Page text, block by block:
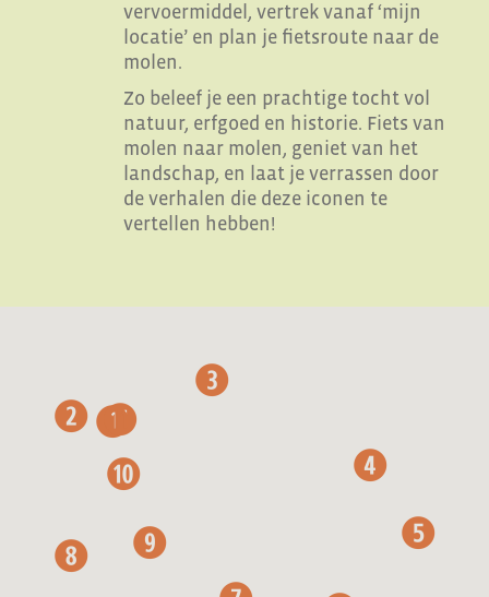
vervoermiddel, vertrek vanaf ‘mijn
locatie’ en plan je fietsroute naar de
molen.
Zo beleef je een prachtige tocht vol
natuur, erfgoed en historie. Fiets van
molen naar molen, geniet van het
landschap, en laat je verrassen door
de verhalen die deze iconen te
vertellen hebben!